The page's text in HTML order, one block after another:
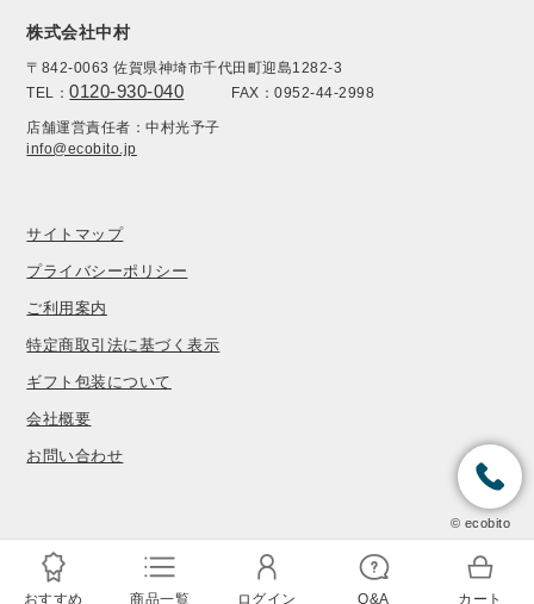
株式会社中村
〒842-0063 佐賀県神埼市千代田町迎島1282-3
TEL：0120-930-040 FAX：0952-44-2998
店舗運営責任者：中村光予子
info@ecobito.jp
サイトマップ
プライバシーポリシー
ご利用案内
特定商取引法に基づく表示
ギフト包装について
会社概要
お問い合わせ
© ecobito
おすすめ 商品一覧 ログイン Q&A カート